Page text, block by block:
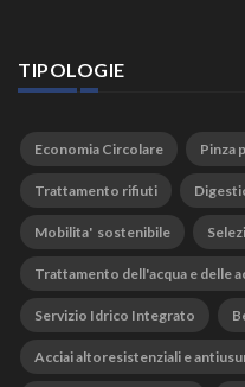
TIPOLOGIE
Economia Circolare Pinza
Trattamento rifiuti
Mobilita' sostenibile
Trattamento dell'acqua e delle
Servizio Idrico Integrato
Acciai altoresistenziali e